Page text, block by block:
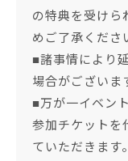
の特典を受けら
めご了承くださ
■諸事情により
場合がございま
■万が一イベン
参加チケットを
ていただきます。